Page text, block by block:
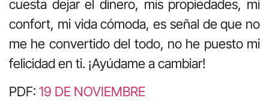
cuesta dejar el dinero, mis propiedades, mi
confort, mi vida cómoda, es señal de que no
me he convertido del todo, no he puesto mi
felicidad en ti. ¡Ayúdame a cambiar!
PDF: 19 DE NOVIEMBRE